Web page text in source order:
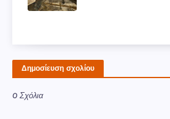
Δημοσίευση σχολίου
0 Σχόλια